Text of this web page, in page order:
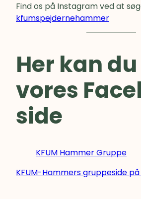
Find os på Instagram ved at
kfumspejdernehammer
Her kan
vores
side
KFUM Hammer Gruppe
KFUM-Hammers gruppeside